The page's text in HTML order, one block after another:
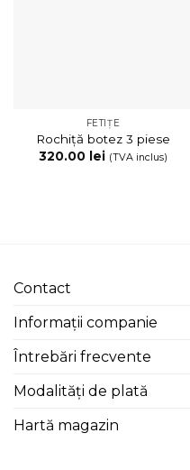
FETIȚE
Rochiță botez 3 piese
320.00
lei (TVA inclus)
Contact
Informații companie
Întrebări frecvente
Modalități de plată
Hartă magazin